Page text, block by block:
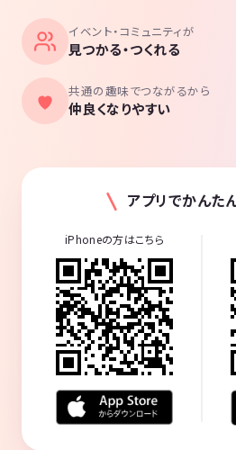
イベント・コミュニティが
見つかる・つくれる
共通の趣味でつながるから
仲良くなりやすい
アプリでかんた
iPhoneの方はこちら